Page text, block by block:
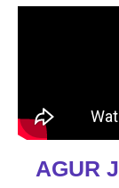
AGUR